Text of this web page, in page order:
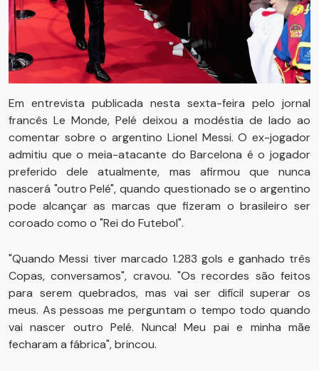
Em entrevista publicada nesta sexta-feira pelo jornal
francês Le Monde, Pelé deixou a modéstia de lado ao
comentar sobre o argentino Lionel Messi. O ex-jogador
admitiu que o meia-atacante do Barcelona é o jogador
preferido dele atualmente, mas afirmou que nunca
nascerá "outro Pelé", quando questionado se o argentino
pode alcançar as marcas que fizeram o brasileiro ser
coroado como o "Rei do Futebol".
"Quando Messi tiver marcado 1.283 gols e ganhado três
Copas, conversamos", cravou. "Os recordes são feitos
para serem quebrados, mas vai ser difícil superar os
meus. As pessoas me perguntam o tempo todo quando
vai nascer outro Pelé. Nunca! Meu pai e minha mãe
fecharam a fábrica", brincou.